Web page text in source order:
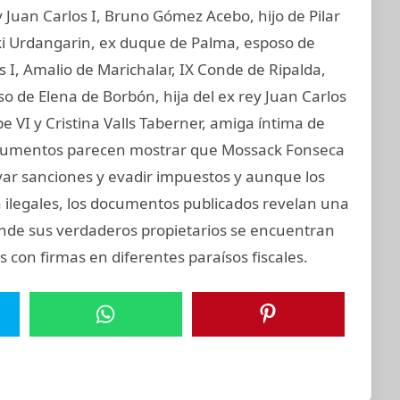
Carlos I, Bruno Gómez Acebo, hijo de Pilar
ex duque de Palma, esposo de
Amalio de Marichalar, IX Conde de Ripalda,
de Elena de Borbón, hija del ex rey Juan Carlos
VI y Cristina Valls Taberner, amiga íntima de
parecen mostrar que Mossack Fonseca
sanciones y evadir impuestos y aunque los
los documentos publicados revelan una
sus verdaderos propietarios se encuentran
con firmas en diferentes paraísos fiscales.